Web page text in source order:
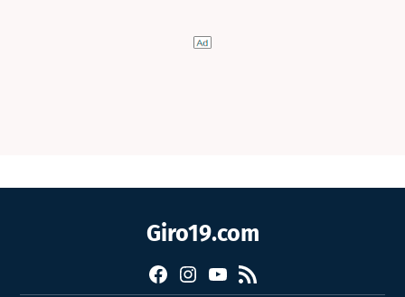
Giro19.com
FacebookInstagram
YouTube
RSS